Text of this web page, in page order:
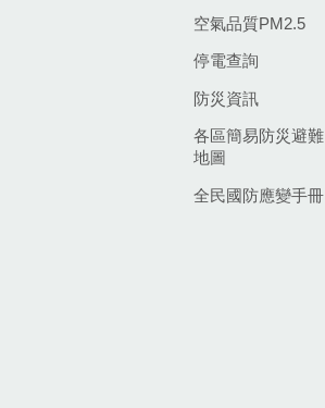
空氣品質PM2.5
停電查詢
防災資訊
各區簡易防災避難
地圖
全民國防應變手冊